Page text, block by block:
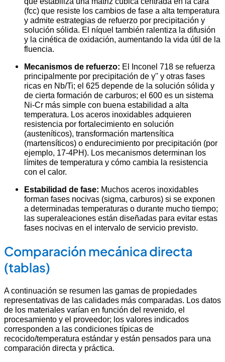
(fcc) que resiste los cambios de fase a alta temperatura
y admite estrategias de refuerzo por precipitación y
solución sólida. El níquel también ralentiza la difusión
y la cinética de oxidación, aumentando la vida útil de la
fluencia.
Mecanismos de refuerzo: El Inconel 718 se refuerza
principalmente por precipitación de γ'' y otras fases
ricas en Nb/Ti; el 625 depende de la solución sólida y
de cierta formación de carburos; el 600 es un sistema
Ni-Cr más simple con buena estabilidad a alta
temperatura. Los aceros inoxidables adquieren
resistencia por fortalecimiento en solución
(austeníticos), transformación martensítica
(martensíticos) o endurecimiento por precipitación (por
ejemplo, 17-4PH). Los mecanismos determinan los
límites de temperatura y cómo cambia la resistencia
con el calor.
Estabilidad de fase: Muchos aceros inoxidables
forman fases nocivas (sigma, carburos) si se exponen
a determinadas temperaturas o durante mucho tiempo;
las superaleaciones están diseñadas para evitar estas
fases nocivas en el intervalo de servicio previsto.
Comparación mecánica directa
(tablas)
A continuación se resumen las gamas de propiedades
representativas de las calidades más comparadas. Los datos
de los materiales varían en función del revenido, el
procesamiento y el proveedor; los valores indicados
corresponden a las condiciones típicas de
recocido/temperatura estándar y están pensados para una
comparación directa y práctica.